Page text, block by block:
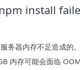
install
务器内存不足造成的
内存可能会面临